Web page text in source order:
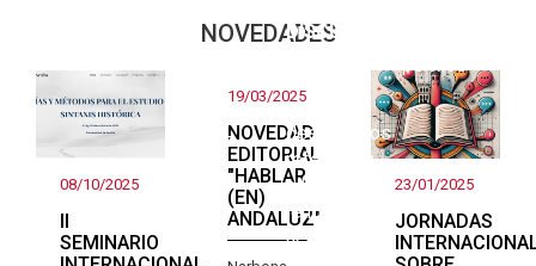
andaluz
DISCURSO
estudios
descriptivos
referentes
a la
lengua
actual
perfiles
NOVEDADES
08/10/2025
SEMINARIO
19/03/2025
NOVEDAD
EDITORIAL
"HABLAR
(EN)
ANDALUZ"
23/01/2025
JORNADAS